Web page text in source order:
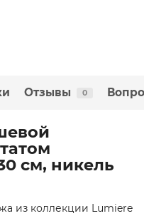
Отзывы 0
см, никель
из коллекции Lumiere